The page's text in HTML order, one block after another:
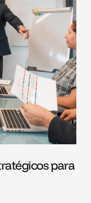
para